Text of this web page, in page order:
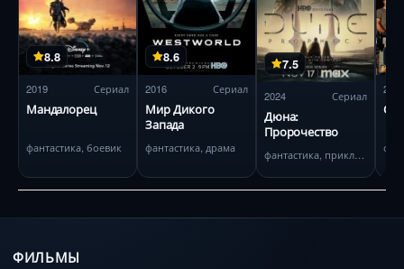
8.8
2019 Сериал
Мандалорец
фантастика, боевик
8.6
2016 Сериал
Мир Дикого
Запада
фантастика, драма
7.5
2024 Сериал
Дюна:
Пророчество
2002
ФИЛЬМЫ